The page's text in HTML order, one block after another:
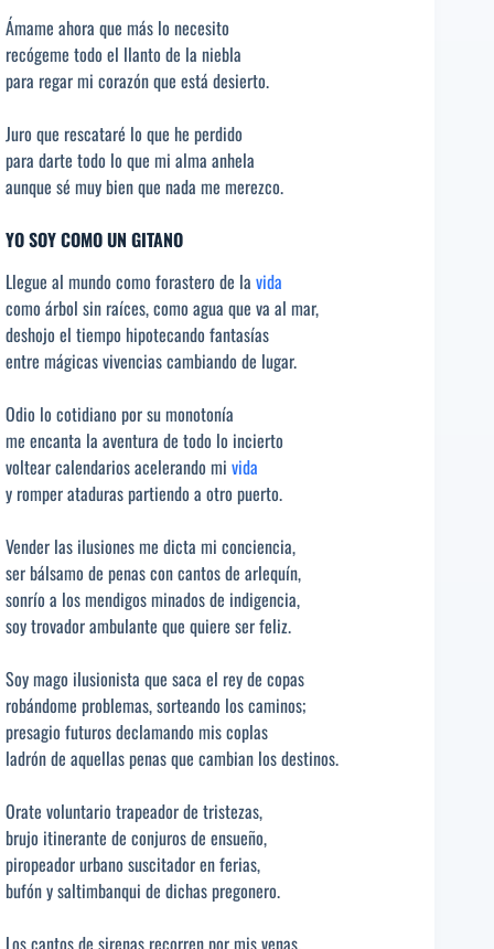
Ámame ahora que más lo necesito
recógeme todo el llanto de la niebla
para regar mi corazón que está desierto.
Juro que rescataré lo que he perdido
para darte todo lo que mi alma anhela
aunque sé muy bien que nada me merezco.
YO SOY COMO UN GITANO
Llegue al mundo como forastero de la vida
como árbol sin raíces, como agua que va al mar,
deshojo el tiempo hipotecando fantasías
entre mágicas vivencias cambiando de lugar.
Odio lo cotidiano por su monotonía
me encanta la aventura de todo lo incierto
voltear calendarios acelerando mi vida
y romper ataduras partiendo a otro puerto.
Vender las ilusiones me dicta mi conciencia,
ser bálsamo de penas con cantos de arlequín,
sonrío a los mendigos minados de indigencia,
soy trovador ambulante que quiere ser feliz.
Soy mago ilusionista que saca el rey de copas
robándome problemas, sorteando los caminos;
presagio futuros declamando mis coplas
ladrón de aquellas penas que cambian los destinos.
Orate voluntario trapeador de tristezas,
brujo itinerante de conjuros de ensueño,
piropeador urbano suscitador en ferias,
bufón y saltimbanqui de dichas pregonero.